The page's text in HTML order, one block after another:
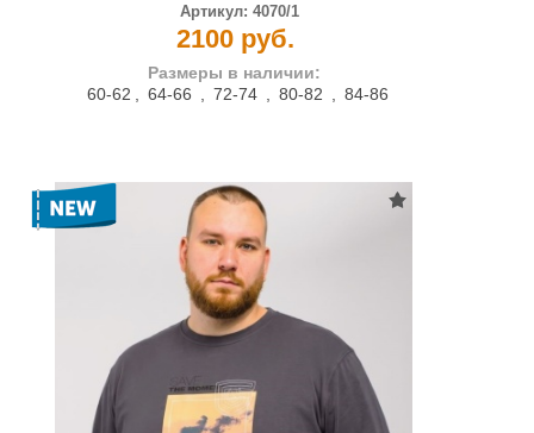
Артикул: 4070/1
2100 руб.
Размеры в наличии:
60-62 , 64-66 , 72-74 , 80-82 , 84-86